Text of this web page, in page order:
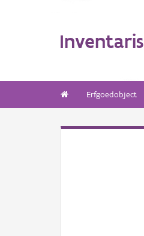
Inventaris
Erfgoedobject